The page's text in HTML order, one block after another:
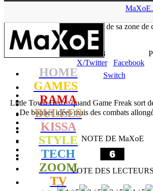
MaXoE.
HOME
GAMES
RAMA
BULLES
KISSA
STYLE
TECH
ZOOM
TV
Game Freak sort de sa zone de
- 24.12.19, 19:33
X/Twitter
Facebook
Switch
Little Town Hero : quand Game Freak sort
De bonnes idées mais des combats
NOTE DE MaXoE
VOTE DES LECTEURS